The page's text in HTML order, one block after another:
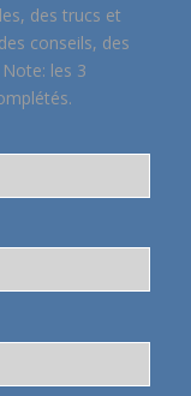
des trucs et
conseils, des
les 3